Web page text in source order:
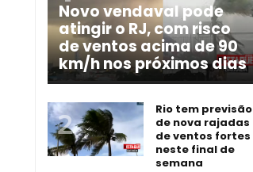
Novo vendaval pode
atingir o RJ, com risco
de ventos acima de 90
km/h nos próximos dias
Rio tem previsão
de nova rajadas
de ventos fortes
neste final de
semana